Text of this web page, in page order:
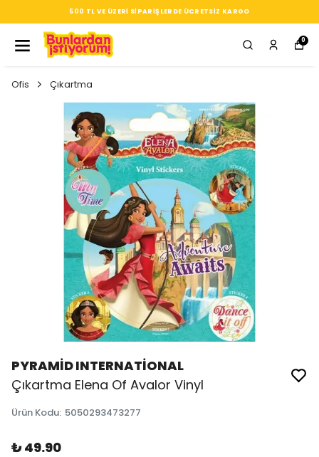
500 TL VE ÜZERI SIPARIŞLERDE ÜCRETSIZ KARGO
0
Ofis Çıkartma
PYRAMİD INTERNATİONAL
Çıkartma Elena Of Avalor Vinyl
Ürün Kodu: 5050293473277
₺ 49.90